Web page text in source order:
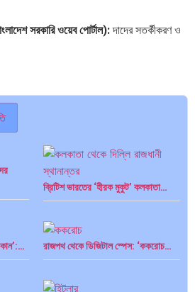
সরকারি ওয়েব পোর্টাল):দাদের সতর্কীকরণ ও
ব্রিটিশ ভারতের ‘হীরক মুকুট’ কলকাতা…
রাজপথ থেকে ডিজিটাল স্পেস: ‘ককরোচ…